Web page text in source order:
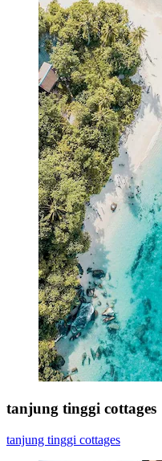
tanjung tinggi cottages
tanjung tinggi cottages